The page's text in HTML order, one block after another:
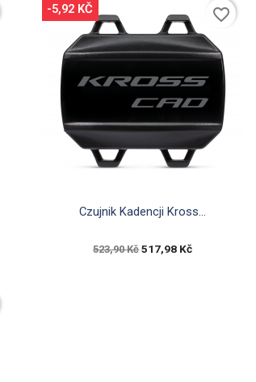
Rychlý náhled
Czujnik Kadencji Kross...
523,90 Kč 517,98 Kč
-5,92 KČ favorite_border